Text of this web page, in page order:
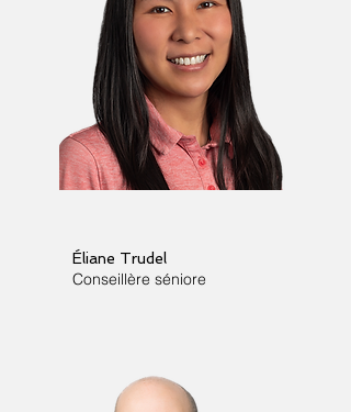
Éliane Trudel
Conseillère séniore